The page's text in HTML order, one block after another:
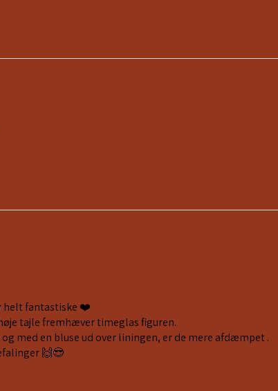
helt fantastiske ❤️
tajle fremhæver timeglas figuren.
med en bluse ud over liningen, er de mere afdæmpet .
🙌😎